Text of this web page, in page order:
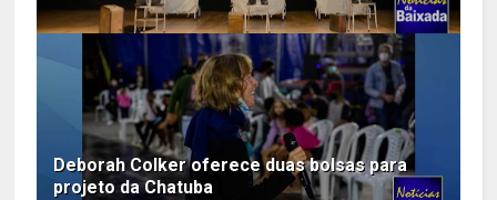
Deborah Colker oferece duas bolsas para
projeto da Chatuba